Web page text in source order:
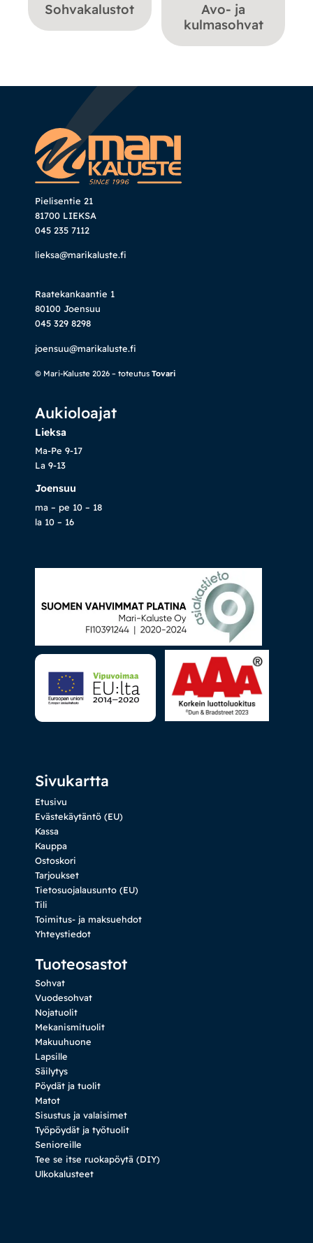
Sohvakalustot
Avo- ja
kulmasohvat
Pielisentie 21
81700 LIEKSA
045 235 7112
lieksa@marikaluste.fi
Raatekankaantie 1
80100 Joensuu
045 329 8298
joensuu@marikaluste.fi
© Mari-Kaluste 2026 – toteutus Tovari
Aukioloajat
Lieksa
Ma-Pe 9-17
La 9-13
Joensuu
ma – pe 10 – 18
la 10 – 16
Sivukartta
Etusivu
Evästekäytäntö (EU)
Kassa
Kauppa
Ostoskori
Tarjoukset
Tietosuojalausunto (EU)
Tili
Toimitus- ja maksuehdot
Yhteystiedot
Tuoteosastot
Sohvat
Vuodesohvat
Nojatuolit
Mekanismituolit
Makuuhuone
Lapsille
Säilytys
Pöydät ja tuolit
Matot
Sisustus ja valaisimet
Työpöydät ja työtuolit
Senioreille
Tee se itse ruokapöytä (DIY)
Ulkokalusteet